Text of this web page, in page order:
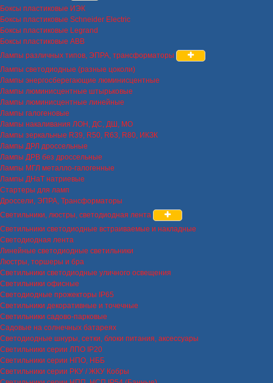
Боксы пластиковые ИЭК
Боксы пластиковые Schneider Electric
Боксы пластиковые Legrand
Боксы пластиковые ABB
Лампы различных типов, ЭПРА, трансформаторы
Лампы светодиодные (разные цоколи)
Лампы энергосберегающие люминисцентные
Лампы люминисцентные штырьковые
Лампы люминисцентные линейные
Лампы галогеновые
Лампы накаливания ЛОН, ДС, ДШ, МО
Лампы зеркальные R39, R50, R63, R80, ИКЗК
Лампы ДРЛ дроссельные
Лампы ДРВ без дроссельные
Лампы МГЛ металло-галогенные
Лампы ДНаТ натриевые
Стартеры для ламп
Дроссели, ЭПРА, Трансформаторы
Светильники, люстры, светодиодная лента
Светильники светодиодные встраиваемые и накладные
Светодиодная лента
Линейные светодиодные светильники
Люстры, торшеры и бра
Светильники светодиодные уличного освещения
Светильники офисные
Светодиодные прожекторы IP65
Светильники декоративные и точечные
Светильники садово-парковые
Садовые на солнечных батареях
Светодиодные шнуры, сетки, блоки питания, аксессуары
Светильники серии ЛПО IP20
Светильники серии НПО, НББ
Светильники серии РКУ / ЖКУ Кобры